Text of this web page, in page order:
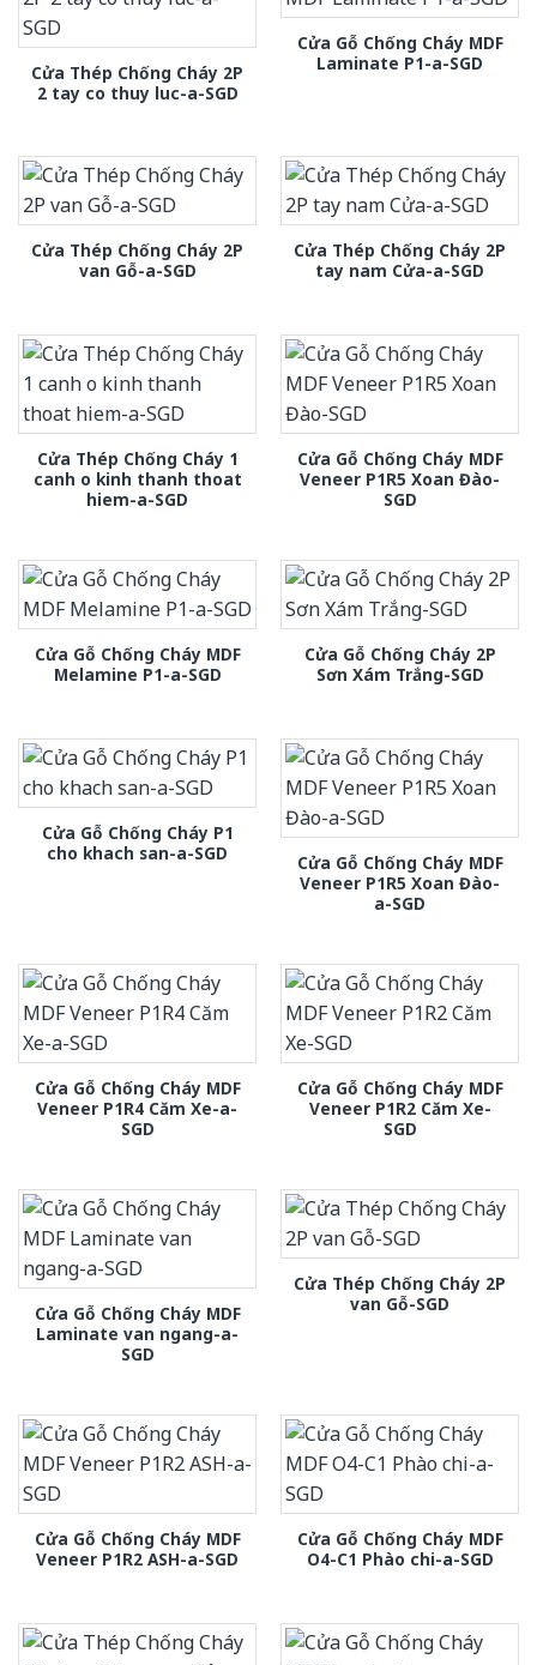
Cửa Thép Chống Cháy 2P
2 tay co thuy luc-a-SGD
Cửa Gỗ Chống Cháy MDF
Laminate P1-a-SGD
Cửa Thép Chống Cháy 2P
van Gỗ-a-SGD
Cửa Thép Chống Cháy 2P
tay nam Cửa-a-SGD
Cửa Thép Chống Cháy 1
canh o kinh thanh thoat
hiem-a-SGD
Cửa Gỗ Chống Cháy MDF
Veneer P1R5 Xoan Đào-
SGD
Cửa Gỗ Chống Cháy MDF
Melamine P1-a-SGD
Cửa Gỗ Chống Cháy 2P
Sơn Xám Trắng-SGD
Cửa Gỗ Chống Cháy P1
cho khach san-a-SGD
Cửa Gỗ Chống Cháy MDF
Veneer P1R5 Xoan Đào-
a-SGD
Cửa Gỗ Chống Cháy MDF
Veneer P1R4 Căm Xe-a-
SGD
Cửa Gỗ Chống Cháy MDF
Veneer P1R2 Căm Xe-
SGD
Cửa Gỗ Chống Cháy MDF
Laminate van ngang-a-
SGD
Cửa Thép Chống Cháy 2P
van Gỗ-SGD
Cửa Gỗ Chống Cháy MDF
Veneer P1R2 ASH-a-SGD
Cửa Gỗ Chống Cháy MDF
O4-C1 Phào chi-a-SGD